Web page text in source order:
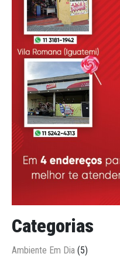
Categorias
Ambiente Em Dia (5)